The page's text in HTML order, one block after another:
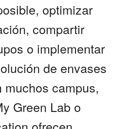
optimizar
compartir
o implementar
de envases
muchos campus,
Green Lab o